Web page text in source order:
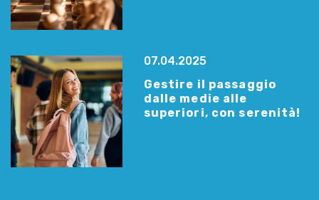
07.04.2025
Gestire il passaggio
dalle medie alle
superiori, con serenità!